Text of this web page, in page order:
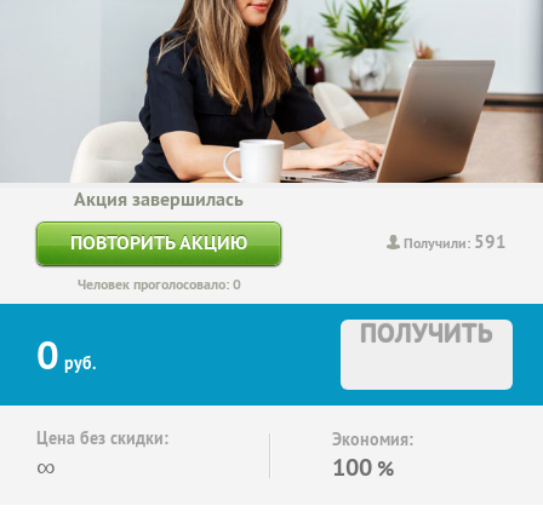
Получили: 591
Акция завершилась
ПОВТОРИТЬ АКЦИЮ
Человек проголосовало: 0
0 руб.
ПОЛУЧИТЬ
Цена без скидки:
∞
Экономия:
100 %